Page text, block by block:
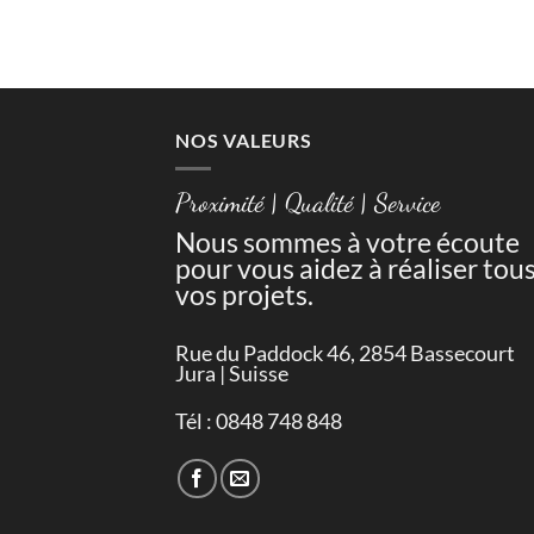
NOS VALEURS
Proximité | Qualité | Service
Nous sommes à votre écoute
pour vous aidez à réaliser tous
vos projets.
Rue du Paddock 46, 2854 Bassecourt
Jura | Suisse
Tél : 0848 748 848